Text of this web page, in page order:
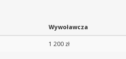
Wywoławcza
1 200 zł